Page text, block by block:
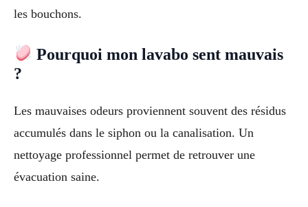
les bouchons.
Pourquoi mon lavabo sent mauvais
?
Les mauvaises odeurs proviennent souvent des résidus
accumulés dans le siphon ou la canalisation. Un
nettoyage professionnel permet de retrouver une
évacuation saine.